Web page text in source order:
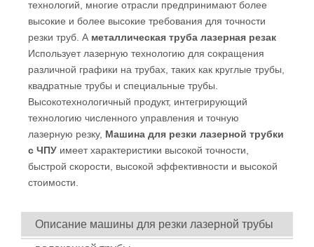
технологий, многие отрасли предпринимают более
высокие и более высокие требования для точности
резки труб. А металлическая труба лазерная резак
Использует лазерную технологию для сокращения
различной графики на трубах, таких как круглые трубы,
квадратные трубы и специальные трубы.
Высокотехнологичный продукт, интегрирующий
технологию численного управления и точную
лазерную резку, Машина для резки лазерной трубки
с ЧПУ имеет характеристики высокой точности,
быстрой скорости, высокой эффективности и высокой
стоимости.
Описание машины для резки лазерной трубы